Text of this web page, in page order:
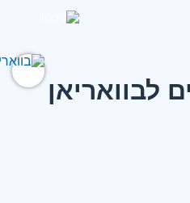
לבוואריאן